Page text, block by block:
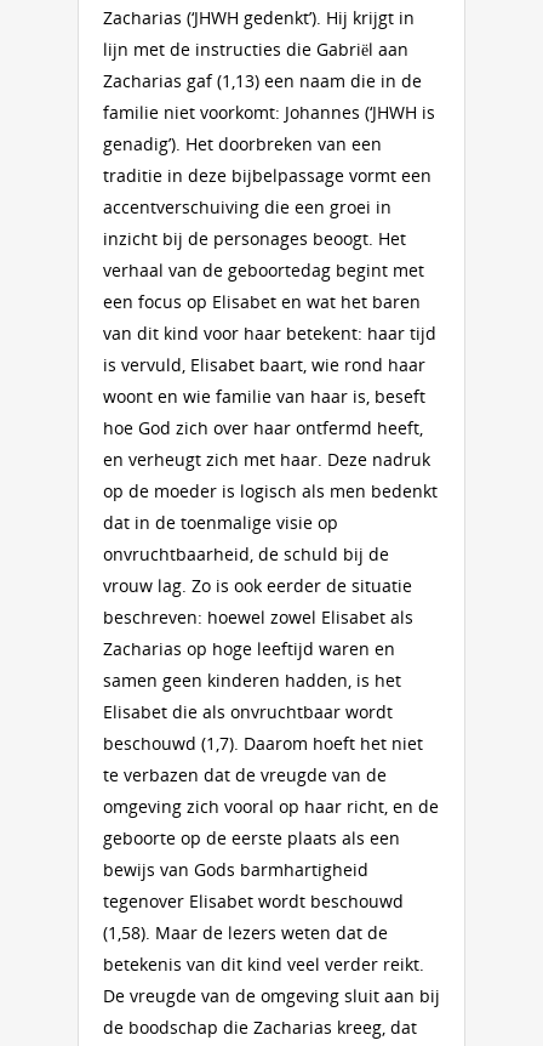
Zacharias (‘JHWH gedenkt’). Hij krijgt in
lijn met de instructies die Gabriël aan
Zacharias gaf (1,13) een naam die in de
familie niet voorkomt: Johannes (‘JHWH is
genadig’). Het doorbreken van een
traditie in deze bijbelpassage vormt een
accentverschuiving die een groei in
inzicht bij de personages beoogt. Het
verhaal van de geboortedag begint met
een focus op Elisabet en wat het baren
van dit kind voor haar betekent: haar tijd
is vervuld, Elisabet baart, wie rond haar
woont en wie familie van haar is, beseft
hoe God zich over haar ontfermd heeft,
en verheugt zich met haar. Deze nadruk
op de moeder is logisch als men bedenkt
dat in de toenmalige visie op
onvruchtbaarheid, de schuld bij de
vrouw lag. Zo is ook eerder de situatie
beschreven: hoewel zowel Elisabet als
Zacharias op hoge leeftijd waren en
samen geen kinderen hadden, is het
Elisabet die als onvruchtbaar wordt
beschouwd (1,7). Daarom hoeft het niet
te verbazen dat de vreugde van de
omgeving zich vooral op haar richt, en de
geboorte op de eerste plaats als een
bewijs van Gods barmhartigheid
tegenover Elisabet wordt beschouwd
(1,58). Maar de lezers weten dat de
betekenis van dit kind veel verder reikt.
De vreugde van de omgeving sluit aan bij
de boodschap die Zacharias kreeg, dat